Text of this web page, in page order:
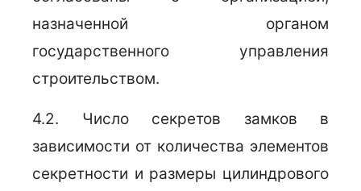
назначенной органом
государственного управления
строительством.
4.2. Число секретов замков в
зависимости от количества элементов
секретности и размеры цилиндрового